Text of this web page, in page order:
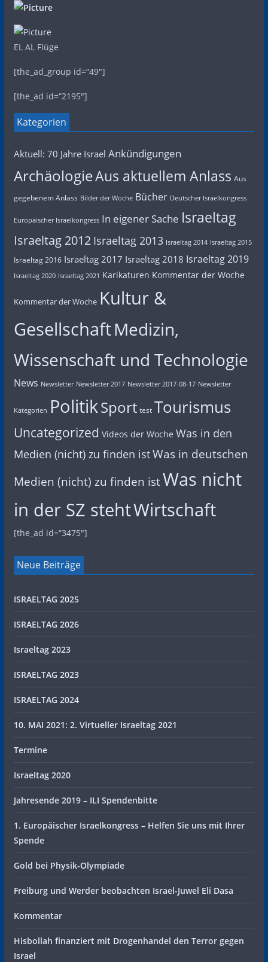
EL AL Flüge
[the_ad_group id=“49″]
[the_ad id=“2195″]
Kategorien
Aktuell: 70 Jahre Israel Ankündigungen
ArchäologieAus aktuellem Anlass Aus
gegebenem Anlass Bilder der Woche Bücher Deutscher Israelkongress
Europäischer Israelkongress In eigener Sache Israeltag
Israeltag 2012 Israeltag 2013 Israeltag 2014 Israeltag 2015
Israeltag 2016 Israeltag 2017 Israeltag 2018 Israeltag 2019
Israeltag 2020 Israeltag 2021 Karikaturen Kommentar der Woche
Kommentar der Woche Kultur &
GesellschaftMedizin,
Wissenschaft und Technologie
News Newsletter Newsletter 2017 Newsletter 2017-08-17 Newsletter
Kategorien PolitikSport test Tourismus
Uncategorized Videos der Woche Was in den
Medien (nicht) zu finden istWas in deutschen
Medien (nicht) zu finden istWas nicht
in der SZ stehtWirtschaft
[the_ad id=“3475″]
Neue Beiträge
ISRAELTAG 2025
ISRAELTAG 2026
Israeltag 2023
ISRAELTAG 2023
ISRAELTAG 2024
10. MAI 2021: 2. Virtueller Israeltag 2021
Termine
Israeltag 2020
Jahresende 2019 – ILI Spendenbitte
1. Europäischer Israelkongress – Helfen Sie uns mit Ihrer
Spende
Gold bei Physik-Olympiade
Freiburg und Werder beobachten Israel-Juwel Eli Dasa
Kommentar
Hisbollah finanziert mit Drogenhandel den Terror gegen
Israel